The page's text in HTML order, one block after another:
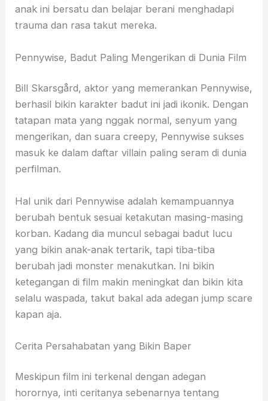
anak ini bersatu dan belajar berani menghadapi
trauma dan rasa takut mereka.
Pennywise, Badut Paling Mengerikan di Dunia Film
Bill Skarsgård, aktor yang memerankan Pennywise,
berhasil bikin karakter badut ini jadi ikonik. Dengan
tatapan mata yang nggak normal, senyum yang
mengerikan, dan suara creepy, Pennywise sukses
masuk ke dalam daftar villain paling seram di dunia
perfilman.
Hal unik dari Pennywise adalah kemampuannya
berubah bentuk sesuai ketakutan masing-masing
korban. Kadang dia muncul sebagai badut lucu
yang bikin anak-anak tertarik, tapi tiba-tiba
berubah jadi monster menakutkan. Ini bikin
ketegangan di film makin meningkat dan bikin kita
selalu waspada, takut bakal ada adegan jump scare
kapan aja.
Cerita Persahabatan yang Bikin Baper
Meskipun film ini terkenal dengan adegan
horornya, inti ceritanya sebenarnya tentang